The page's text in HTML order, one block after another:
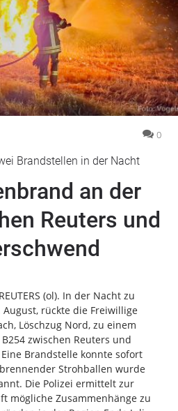
0
Brandstellen in der Nacht
an der
Reuters und
(ol). In der Nacht zu
August, rückte die Freiwillige
Löschzug Nord, zu einem
zwischen Reuters und
Brandstelle konnte sofort
Strohballen wurde
Die Polizei ermittelt zur
mögliche Zusammenhänge zu